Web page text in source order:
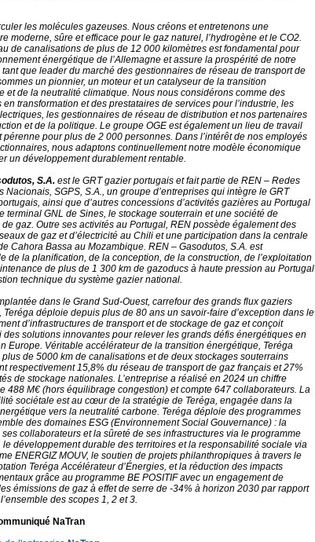
les molécules gazeuses. Nous créons et entretenons une
moderne, sûre et efficace pour le gaz naturel, l’hydrogène et le CO2.
de canalisations de plus de 12 000 kilomètres est fondamental pour
énergétique de l’Allemagne et assure la prospérité de notre
tant que leader du marché des gestionnaires de réseau de transport de
un pionnier, un moteur et un catalyseur de la transition
et de la neutralité climatique. Nous nous considérons comme des
en transformation et des prestataires de services pour l’industrie, les
les gestionnaires de réseau de distribution et nos partenaires
et de la politique. Le groupe OGE est également un lieu de travail
pérenne pour plus de 2 000 personnes. Dans l’intérêt de nos employés
nous adaptons continuellement notre modèle économique
un développement durablement rentable.
S.A. est le GRT gazier portugais et fait partie de REN – Redes
Nacionais, SGPS, S.A., un groupe d’entreprises qui intègre le GRT
ainsi que d’autres concessions d’activités gazières au Portugal
terminal GNL de Sines, le stockage souterrain et une société de
gaz. Outre ses activités au Portugal, REN possède également des
de gaz et d’électricité au Chili et une participation dans la centrale
Cahora Bassa au Mozambique. REN – Gasodutos, S.A. est
de la planification, de la conception, de la construction, de l’exploitation
de plus de 1 300 km de gazoducs à haute pression au Portugal
technique du système gazier national.
dans le Grand Sud-Ouest, carrefour des grands flux gaziers
Teréga déploie depuis plus de 80 ans un savoir-faire d’exception dans le
d’infrastructures de transport et de stockage de gaz et conçoit
des solutions innovantes pour relever les grands défis énergétiques en
Europe. Véritable accélérateur de la transition énergétique, Teréga
de 5000 km de canalisations et de deux stockages souterrains
respectivement 15,8% du réseau de transport de gaz français et 27%
de stockage nationales. L’entreprise a réalisé en 2024 un chiffre
488 M€ (hors équilibrage congestion) et compte 647 collaborateurs. La
sociétale est au cœur de la stratégie de Teréga, engagée dans la
vers la neutralité carbone. Teréga déploie des programmes
des domaines ESG (Environnement Social Gouvernance) : la
collaborateurs et la sûreté de ses infrastructures via le programme
le développement durable des territoires et la responsabilité sociale via
ENERGIZ MOUV, le soutien de projets philanthropiques à travers le
Teréga Accélérateur d’Énergies, et la réduction des impacts
grâce au programme BE POSITIF avec un engagement de
émissions de gaz à effet de serre de -34% à horizon 2030 par rapport
des scopes 1, 2 et 3.
NaTran